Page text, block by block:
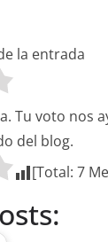
la entrada
Tu voto nos
del blog.
[Total: 7